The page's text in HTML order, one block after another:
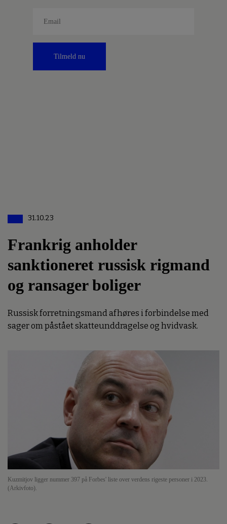
Tilmeld nu
31.10.23
Frankrig anholder
sanktioneret russisk rigmand
og ransager boliger
Russisk forretningsmand afhøres i forbindelse med
sager om påstået skatteunddragelse og hvidvask.
Kuzmitjov ligger nummer 397 på Forbes' liste over verdens rigeste personer i 2023.
(Arkivfoto).